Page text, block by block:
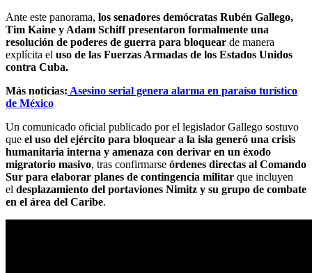
Ante este panorama, los senadores demócratas Rubén Gallego,
Tim Kaine y Adam Schiff presentaron formalmente una
resolución de poderes de guerra para bloquear de manera
explícita el uso de las Fuerzas Armadas de los Estados Unidos
contra Cuba.
Más noticias: Asesino serial genera alarma en paraíso turístico
de México
Un comunicado oficial publicado por el legislador Gallego sostuvo
que el uso del ejército para bloquear a la isla generó una crisis
humanitaria interna y amenaza con derivar en un éxodo
migratorio masivo, tras confirmarse órdenes directas al Comando
Sur para elaborar planes de contingencia militar que incluyen
el desplazamiento del portaviones Nimitz y su grupo de combate
en el área del Caribe.